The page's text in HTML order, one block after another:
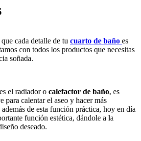
que cada detalle de tu cuarto de baño es
con todos los productos que necesitas
soñada.
el radiador o calefactor de baño, es
para calentar el aseo y hacer más
de esta función práctica, hoy en día
función estética, dándole a la
deseado.